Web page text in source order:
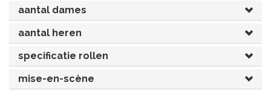
UITGELICHT!
OVERIG (30'-75')
UITGELICHT!
KORT (-30')
OVERIG (30'-75')
JUBILEUMSTUK
KOSTUUMSTUK
MUSICAL
OVERIG
SINTERKLAASTONEEL
KERSTTONEEL
RECHTEN REGELEN
aantal dames
aantal heren
specificatie rollen
mise-en-scène